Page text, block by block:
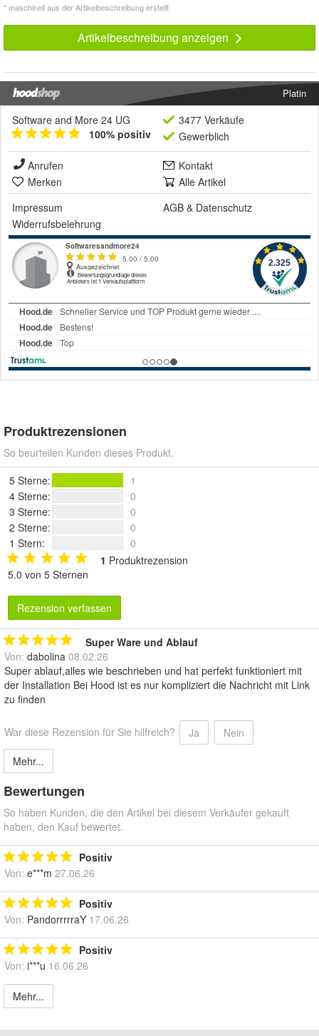
* maschinell aus der Artikelbeschreibung erstellt
Artikelbeschreibung anzeigen
Platin
Software and More 24 UG
100% positiv
3477 Verkäufe
Gewerblich
Anrufen
Kontakt
Merken
Alle Artikel
Impressum
AGB & Datenschutz
Widerrufsbelehrung
Produktrezensionen
So beurteilen Kunden dieses Produkt.
5 Sterne:
1
4 Sterne:
0
3 Sterne:
0
2 Sterne:
0
1 Stern:
0
1 Produktrezension
5.0 von 5 Sternen
Rezension verfassen
Super Ware und Ablauf
Von: dabolina 08.02.26
Super ablauf,alles wie beschrieben und hat perfekt funktioniert mit
der Installation Bei Hood ist es nur kompliziert die Nachricht mit Link
zu finden
War diese Rezension für Sie hilfreich? Ja
Nein
Mehr...
Bewertungen
So haben Kunden, die den Artikel bei diesem Verkäufer gekauft
haben, den Kauf bewertet.
Positiv
Von: e***m 27.06.26
Positiv
Von: PandorrrrraY 17.06.26
Positiv
Von: i***u 16.06.26
Mehr...